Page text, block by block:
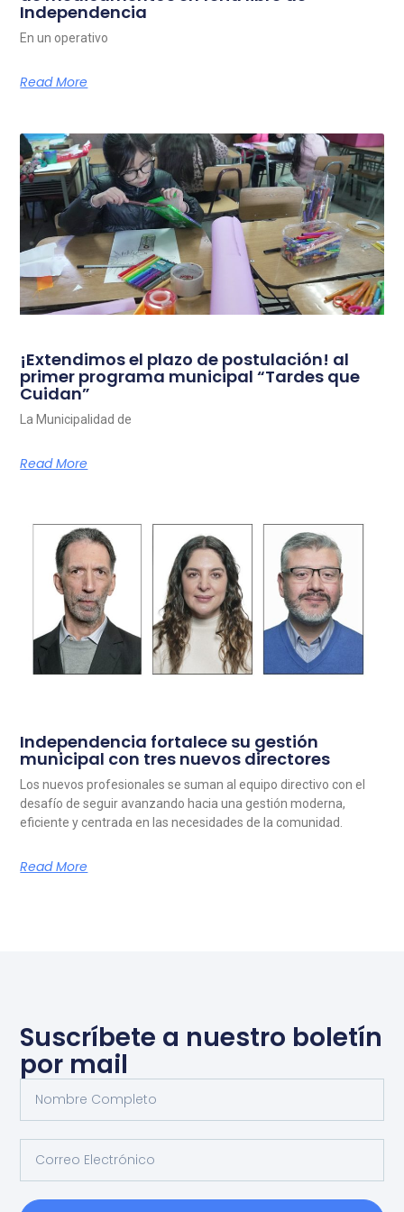
Independencia
En un operativo
Read More
¡Extendimos el plazo de postulación! al
primer programa municipal “Tardes que
Cuidan”
La Municipalidad de
Read More
Independencia fortalece su gestión
municipal con tres nuevos directores
Los nuevos profesionales se suman al equipo directivo con el
desafío de seguir avanzando hacia una gestión moderna,
eficiente y centrada en las necesidades de la comunidad.
Read More
Suscríbete a nuestro boletín
por mail